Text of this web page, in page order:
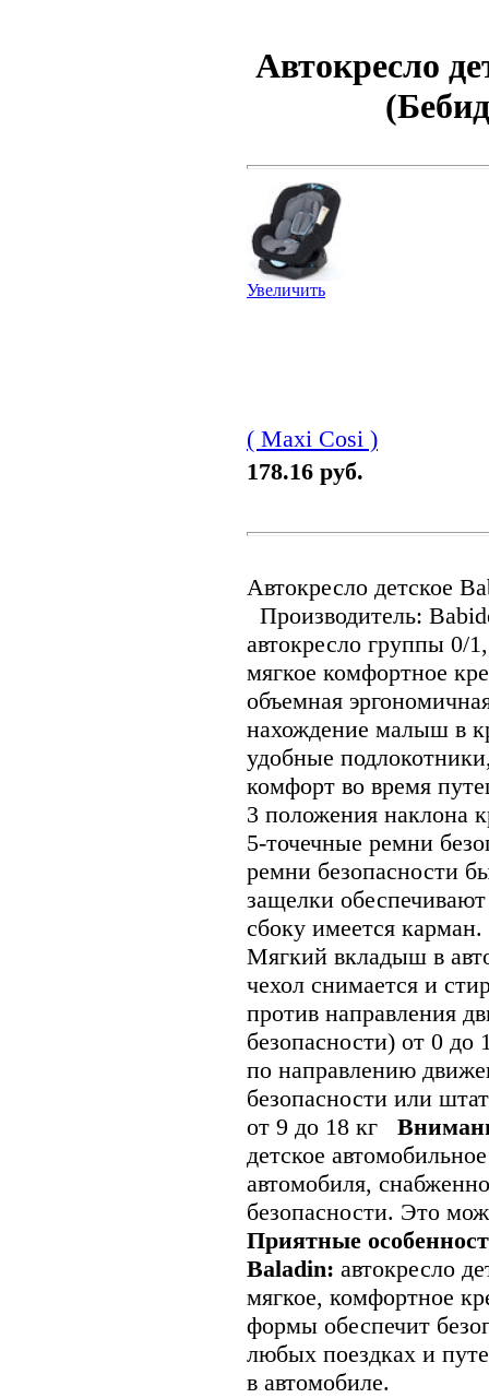
Автокресло
Увеличить
( Maxi Cosi )
178.16 руб.
Автокресло детское
Производитель:
автокресло группы 0/
мягкое комфортное
объемная
нахождение малыш в
удобные
комфорт во время
3 положения наклона
5-точечные ремни
ремни безопасности
защелки
сбоку имеется карман.
Мягкий вкладыш в
чехол снимается и
против направления
безопасности) от 0 до
по направлению
безопасности или
от 9 до 18 кг
детское
автомобиля,
безопасности. Это
Приятные
Baladin: автокресло
мягкое, комфортное
формы обеспечит
любых поездках и
в автомобиле.